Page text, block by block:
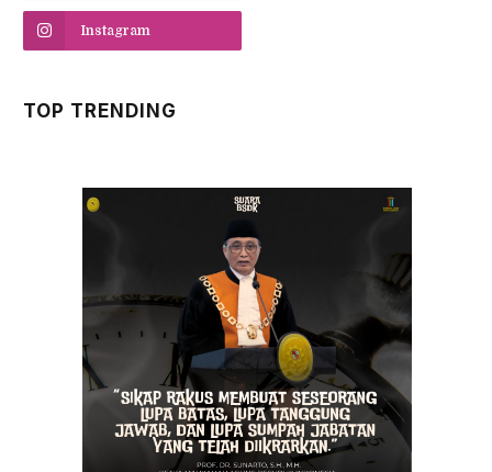
Instagram
TOP TRENDING